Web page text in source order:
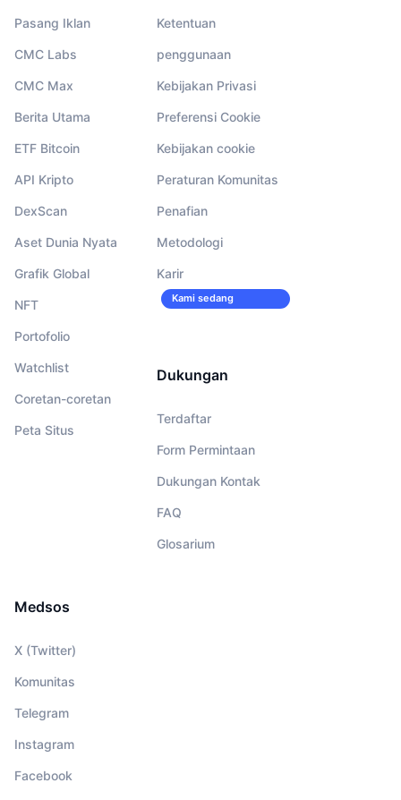
Pasang Iklan
CMC Labs
CMC Max
Berita Utama
ETF Bitcoin
API Kripto
DexScan
Aset Dunia Nyata
Grafik Global
NFT
Portofolio
Watchlist
Coretan-coretan
Peta Situs
Ketentuan
penggunaan
Kebijakan Privasi
Preferensi Cookie
Kebijakan cookie
Peraturan Komunitas
Penafian
Metodologi
Karir
Kami sedang
Dukungan
Terdaftar
Form Permintaan
Dukungan Kontak
FAQ
Glosarium
Medsos
X (Twitter)
Komunitas
Telegram
Instagram
Facebook